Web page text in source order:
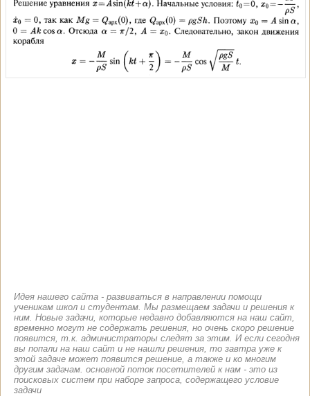
Идея нашего сайта - развиваться в направлении помощи
ученикам школ и студентам. Мы размещаем задачи и решения к
ним. Новые задачи, которые недавно добавляются на наш сайт,
временно могут не содержать решения, но очень скоро решение
появится, т.к. администраторы следят за этим. И если сегодня
вы попали на наш сайт и не нашли решения, то завтра уже к
этой задаче может появится решение, а также и ко многим
другим задачам. основной поток посетителей к нам - это из
поисковых систем при наборе запроса, содержащего условие
задачи